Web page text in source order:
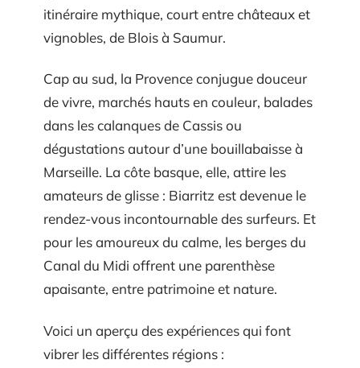
itinéraire mythique, court entre châteaux et
vignobles, de Blois à Saumur.
Cap au sud, la Provence conjugue douceur
de vivre, marchés hauts en couleur, balades
dans les calanques de Cassis ou
dégustations autour d’une bouillabaisse à
Marseille. La côte basque, elle, attire les
amateurs de glisse : Biarritz est devenue le
rendez-vous incontournable des surfeurs. Et
pour les amoureux du calme, les berges du
Canal du Midi offrent une parenthèse
apaisante, entre patrimoine et nature.
Voici un aperçu des expériences qui font
vibrer les différentes régions :